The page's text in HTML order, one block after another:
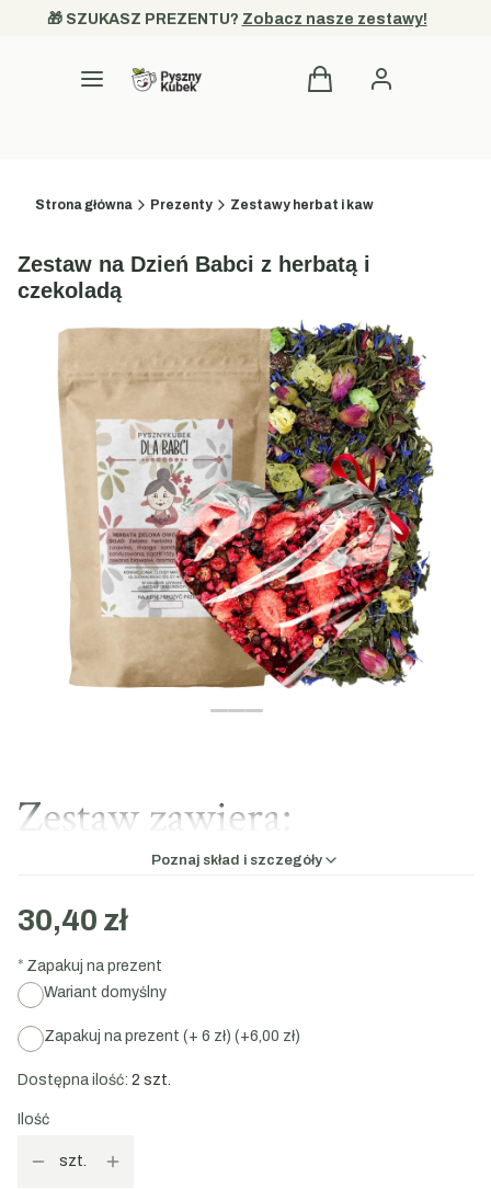
🎁 SZUKASZ PREZENTU? Zobacz nasze zestawy!
Kategorie Produkty w koszyku
Strona główna Prezenty Zestawy herbat i kaw
Zestaw na Dzień Babci z herbatą i
czekoladą
Zestaw zawiera:
Czekolada ciemna w kształcie serca z dodatkiem
truskawki, maliny i porzeczki:
Skład produktów:
herbata Sencha, hibiskus, żurawina, mango kandyzowane,
liofilizowana, bławatek, aromat
lecytyna sojowa, ekstrakt waniliowy), owoce liofilizowane
Poznaj skład i szczegóły
30,40 zł
* Zapakuj na prezent
Wariant domyślny
Zapakuj na prezent (+ 6 zł) (+6,00 zł)
Dostępna ilość: 2 szt.
Ilość
szt.